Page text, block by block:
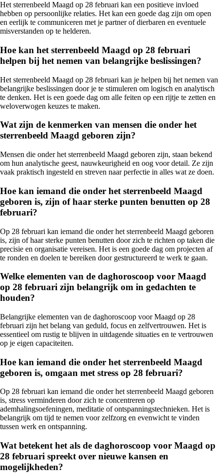
Het sterrenbeeld Maagd op 28 februari kan een positieve invloed
hebben op persoonlijke relaties. Het kan een goede dag zijn om open
en eerlijk te communiceren met je partner of dierbaren en eventuele
misverstanden op te helderen.
Hoe kan het sterrenbeeld Maagd op 28 februari
helpen bij het nemen van belangrijke beslissingen?
Het sterrenbeeld Maagd op 28 februari kan je helpen bij het nemen van
belangrijke beslissingen door je te stimuleren om logisch en analytisch
te denken. Het is een goede dag om alle feiten op een rijtje te zetten en
weloverwogen keuzes te maken.
Wat zijn de kenmerken van mensen die onder het
sterrenbeeld Maagd geboren zijn?
Mensen die onder het sterrenbeeld Maagd geboren zijn, staan bekend
om hun analytische geest, nauwkeurigheid en oog voor detail. Ze zijn
vaak praktisch ingesteld en streven naar perfectie in alles wat ze doen.
Hoe kan iemand die onder het sterrenbeeld Maagd
geboren is, zijn of haar sterke punten benutten op 28
februari?
Op 28 februari kan iemand die onder het sterrenbeeld Maagd geboren
is, zijn of haar sterke punten benutten door zich te richten op taken die
precisie en organisatie vereisen. Het is een goede dag om projecten af
te ronden en doelen te bereiken door gestructureerd te werk te gaan.
Welke elementen van de daghoroscoop voor Maagd
op 28 februari zijn belangrijk om in gedachten te
houden?
Belangrijke elementen van de daghoroscoop voor Maagd op 28
februari zijn het belang van geduld, focus en zelfvertrouwen. Het is
essentieel om rustig te blijven in uitdagende situaties en te vertrouwen
op je eigen capaciteiten.
Hoe kan iemand die onder het sterrenbeeld Maagd
geboren is, omgaan met stress op 28 februari?
Op 28 februari kan iemand die onder het sterrenbeeld Maagd geboren
is, stress verminderen door zich te concentreren op
ademhalingsoefeningen, meditatie of ontspanningstechnieken. Het is
belangrijk om tijd te nemen voor zelfzorg en evenwicht te vinden
tussen werk en ontspanning.
Wat betekent het als de daghoroscoop voor Maagd op
28 februari spreekt over nieuwe kansen en
mogelijkheden?